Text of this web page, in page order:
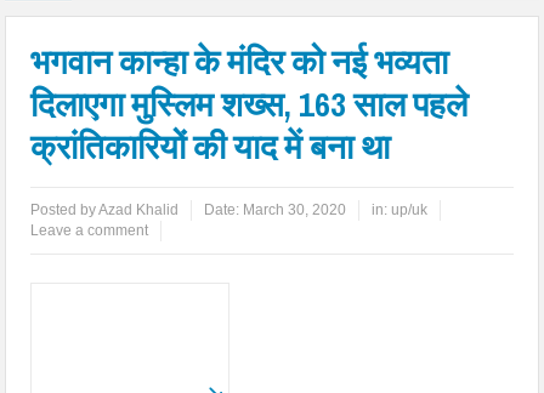
भगवान कान्हा के मंदिर को नई भव्यता
दिलाएगा मुस्लिम शख्स, 163 साल पहले
क्रांतिकारियों की याद में बना था
Posted byAzad Khalid Date: March 30, 2020 in: up/uk
Leave a comment